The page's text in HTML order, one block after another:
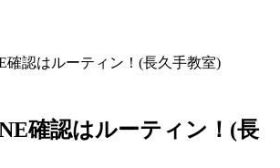
確認はルーティン！(長久手教室)
確認はルーティン！(長